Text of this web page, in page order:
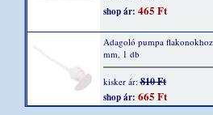
shop ár: 465 Ft
Adagoló pumpa
mm, 1 db
kisker ár:810 Ft
shop ár: 665 Ft